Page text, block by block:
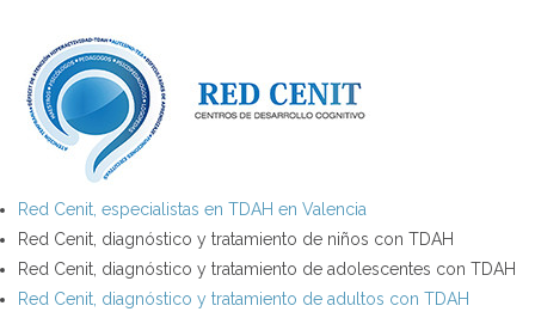
Red Cenit, especialistas en TDAH en Valencia
Red Cenit, diagnóstico y tratamiento de niños con TDAH
Red Cenit, diagnóstico y tratamiento de adolescentes con TDAH
Red Cenit, diagnóstico y tratamiento de adultos con TDAH